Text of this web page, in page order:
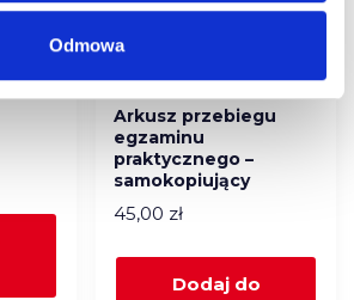
Odmowa
Arkusz przebiegu
egzaminu
praktycznego –
samokopiujący
45,00 zł
Dodaj do